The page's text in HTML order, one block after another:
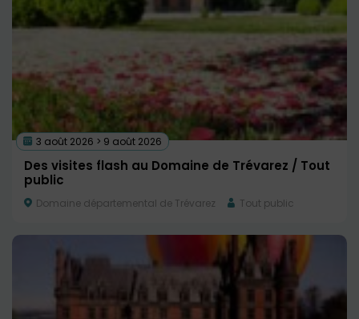
3 août 2026 > 9 août 2026
Des visites flash au Domaine de Trévarez / Tout
public
Domaine départemental de Trévarez Tout public